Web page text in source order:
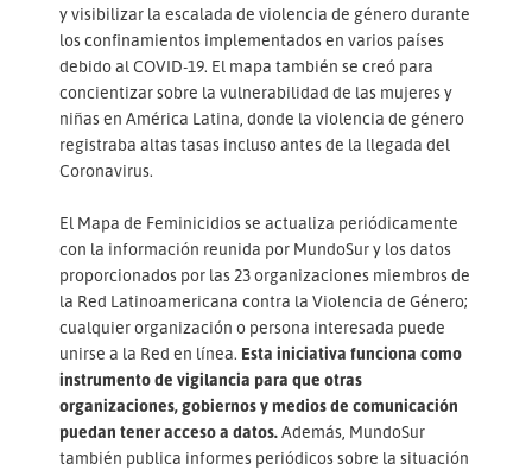
y visibilizar la escalada de violencia de género durante
los confinamientos implementados en varios países
debido al COVID-19. El mapa también se creó para
concientizar sobre la vulnerabilidad de las mujeres y
niñas en América Latina, donde la violencia de género
registraba altas tasas incluso antes de la llegada del
Coronavirus.
El Mapa de Feminicidios se actualiza periódicamente
con la información reunida por MundoSur y los datos
proporcionados por las 23 organizaciones miembros de
la Red Latinoamericana contra la Violencia de Género;
cualquier organización o persona interesada puede
unirse a la Red en línea. Esta iniciativa funciona como
instrumento de vigilancia para que otras
organizaciones, gobiernos y medios de comunicación
puedan tener acceso a datos.Además, MundoSur
también publica informes periódicos sobre la situación